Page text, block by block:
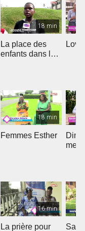
18 min
La place des
enfants dans le
18 min
Femmes Esther
16 min
La prière pour